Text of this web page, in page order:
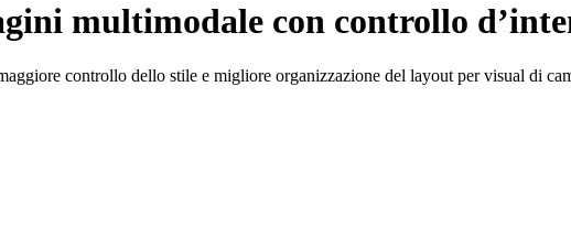
multimodale con controllo
controllo dello stile e migliore organizzazione del layout per visual di